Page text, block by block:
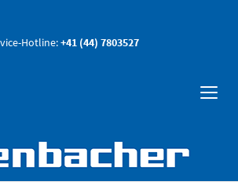
Hotline:+41 (44) 7803527